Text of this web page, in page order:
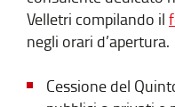
Velletri compilando il
negli orari d’apertura.
Cessione del